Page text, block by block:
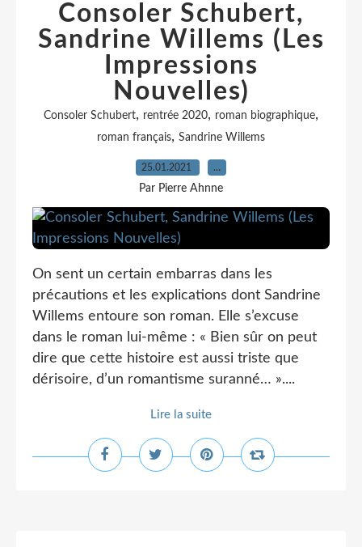
Consoler Schubert,
Sandrine Willems (Les
Impressions
Nouvelles)
Consoler Schubert, rentrée 2020, roman biographique,
roman français, Sandrine Willems
25.01.2021 …
Par Pierre Ahnne
On sent un certain embarras dans les
précautions et les explications dont Sandrine
Willems entoure son roman. Elle s’excuse
dans le roman lui-même : « Bien sûr on peut
dire que cette histoire est aussi triste que
dérisoire, d’un romantisme suranné… »....
Lire la suite